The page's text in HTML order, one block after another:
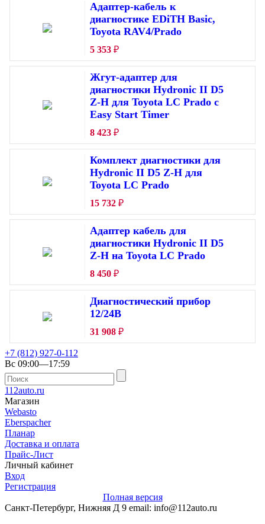
Адаптер-кабель к
диагностике EDiTH Basic,
Toyota RAV4/Prado
5 353 ₽
Жгут-адаптер для
диагностики Hydronic II D5
Z-H для Toyota LC Prado с
Easy Start Timer
8 423 ₽
Комплект диагностики для
Hydronic II D5 Z-H для
Toyota LC Prado
15 732 ₽
Адаптер кабель для
диагностики Hydronic II D5
Z-H на Toyota LC Prado
8 450 ₽
Диагностический прибор
12/24В
31 908 ₽
+7 (812) 927-0-112
Вс 09:00—17:59
112auto.ru
Магазин
Webasto
Eberspacher
Планар
Доставка и оплата
Прайс-Лист
Личный кабинет
Вход
Регистрация
Полная версия
Санкт-Петербург, Нижняя Д 9 email: info@112auto.ru